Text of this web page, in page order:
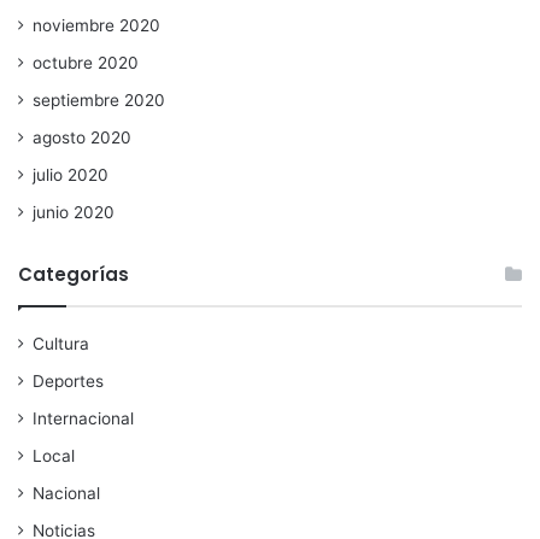
noviembre 2020
octubre 2020
septiembre 2020
agosto 2020
julio 2020
junio 2020
Categorías
Cultura
Deportes
Internacional
Local
Nacional
Noticias